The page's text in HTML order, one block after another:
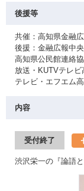
後援等
共催：高知県金融
後援：金融広報中
高知県公民館連絡
放送・KUTVテレ
テレビ・エフエム
内容
受付終了
渋沢栄一の『論語